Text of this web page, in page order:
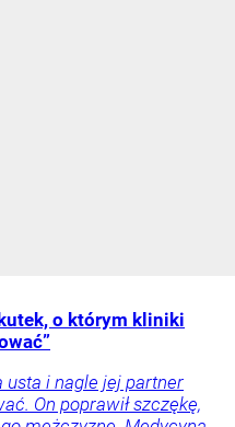
o którym kliniki
usta i nagle jej partner
On poprawił szczękę,